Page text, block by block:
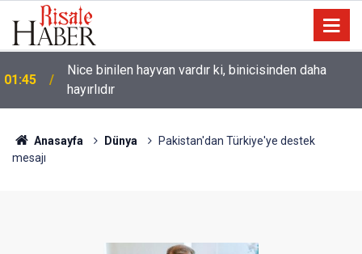
01:45
Nice binilen hayvan vardır ki, binicisinden daha
hayırlıdır
Anasayfa Dünya
Pakistan'dan Türkiye'ye destek
mesajı